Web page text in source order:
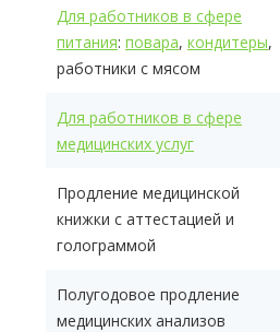
Для работников в сфере
питания: повара, кондитеры,
работники с мясом
Для работников в сфере
медицинских услуг
Продление медицинской
книжки с аттестацией и
голограммой
Полугодовое продление
медицинских анализов